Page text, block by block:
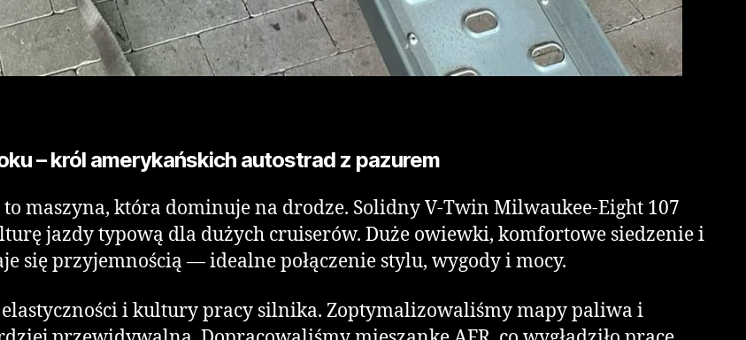
– król amerykańskich autostrad z pazurem
maszyna, która dominuje na drodze. Solidny V-Twin Milwaukee-Eight 107
jazdy typową dla dużych cruiserów. Duże owiewki, komfortowe siedzenie i
się przyjemnością — idealne połączenie stylu, wygody i mocy.
i kultury pracy silnika. Zoptymalizowaliśmy mapy paliwa i